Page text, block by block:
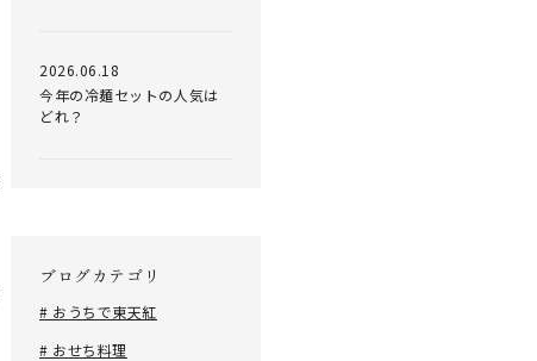
2026.06.18
今年の冷麺セットの人気は
どれ？
ブログカテゴリ
# おうちで東天紅
# おせち料理